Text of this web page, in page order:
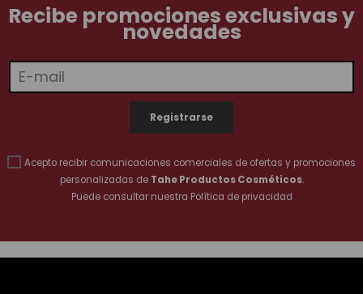
Recibe promociones exclusivas y
novedades
Acepto recibir comunicaciones comerciales de ofertas y promociones
personalizadas de Tahe Productos Cosméticos.
Puede consultar nuestra Política de privacidad